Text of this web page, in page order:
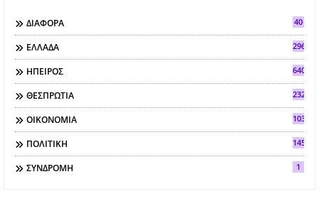
ΔΙΑΦΟΡΑ 40
ΕΛΛΑΔΑ 296
ΗΠΕΙΡΟΣ 640
ΘΕΣΠΡΩΤΙΑ 2321
ΟΙΚΟΝΟΜΙΑ 103
ΠΟΛΙΤΙΚΗ 145
ΣΥΝΔΡΟΜΗ 1